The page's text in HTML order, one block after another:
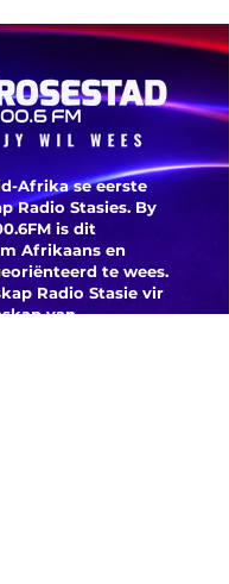
Afrika se eerste
Radio Stasies. By
is dit
Afrikaans en
te wees.
Radio Stasie vir
van